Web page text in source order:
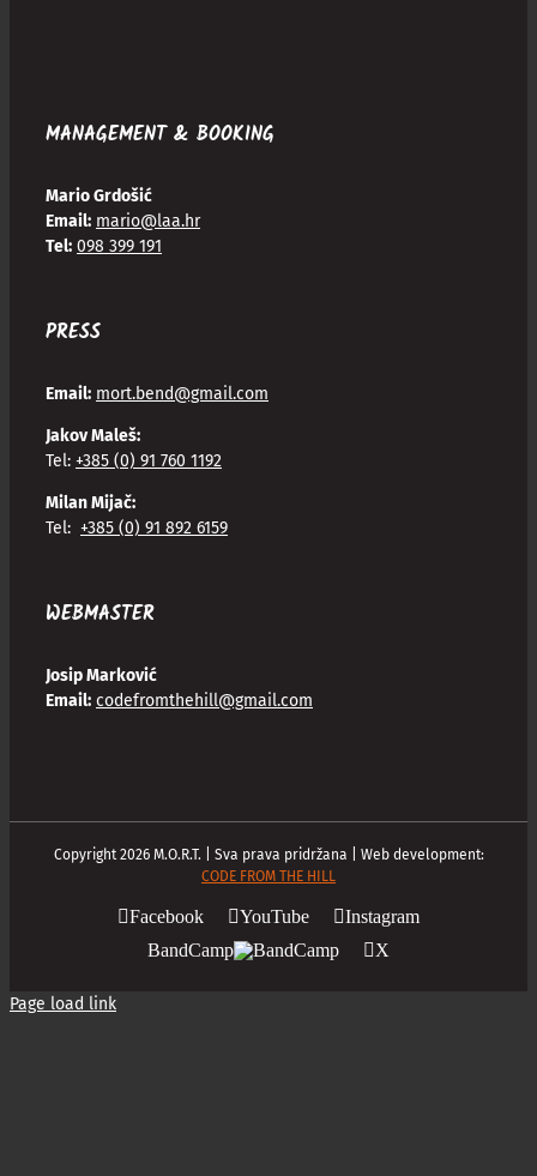
MANAGEMENT & BOOKING
Mario Grdošić
Email: mario@laa.hr
Tel: 098 399 191
PRESS
Email: mort.bend@gmail.com
Jakov Maleš:
Tel: +385 (0) 91 760 1192
Milan Mijač:
Tel: +385 (0) 91 892 6159
WEBMASTER
Josip Marković
Email: codefromthehill@gmail.com
Copyright 2026M.O.R.T. | Sva prava pridržana | Web development:
CODE FROM THE HILL
Facebook YouTube
Instagram
BandCamp
X
Page load link